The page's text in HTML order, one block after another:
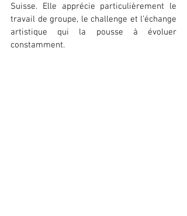
Suisse. Elle apprécie particulièrement le
travail de groupe, le challenge et l’échange
artistique qui la pousse à évoluer
constamment.